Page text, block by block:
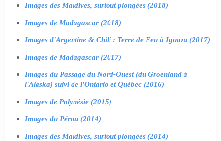
Images des Maldives, surtout plongées (2018)
Images de Madagascar (2018)
Images d'Argentine & Chili : Terre de Feu à Iguazu (2017)
Images de Madagascar (2017)
Images du Passage du Nord-Ouest (du Groenland à
l'Alaska) suivi de l'Ontario et Québec (2016)
Images de Polynésie (2015)
Images du Pérou (2014)
Images des Maldives, surtout plongées (2014)